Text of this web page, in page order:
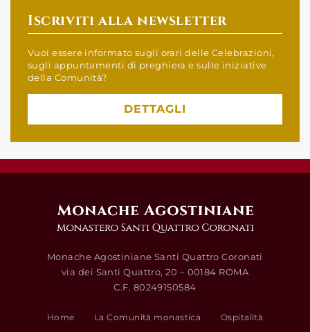
Iscriviti alla newsletter
Vuoi essere informato sugli orari delle Celebrazioni,
sugli appuntamenti di preghiera e sulle iniziative
della Comunità?
DETTAGLI
Monache Agostiniane Santi Quattro Coronati
via dei Santi Quattro, 20 – 00184 ROMA
C.F. 80249150584
Home La Comunità monastica Ospitalità